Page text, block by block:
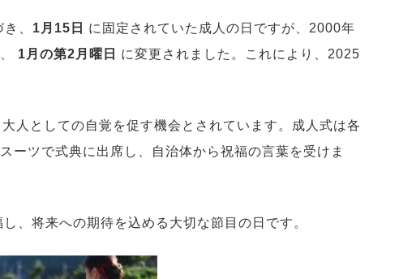
、 1月15日
に固定されていた成人の日ですが、2000年
1月の第2月曜日
に変更されました。これにより、2025
人としての自覚を促す機会とされています。成人式は各
ーツで式典に出席し、自治体から祝福の言葉を受けま
、将来への期待を込める大切な節目の日です。